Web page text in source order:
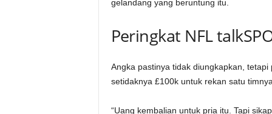
gelandang yang beruntung itu.
Peringkat NFL
Angka pastinya tidak diungkapkan,
setidaknya £100k untuk rekan satu
“Uang kembalian untuk pria itu. Tapi